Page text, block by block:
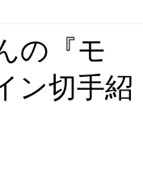
の『モ
ン切手紹